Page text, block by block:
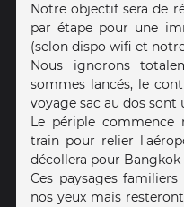
Notre objectif sera de
par étape pour une
(selon dispo wifi et
Nous ignorons
sommes lancés, le
voyage sac au dos sont
Le périple
train pour relier
décollera pour Bangkok
Ces paysages
nos yeux mais